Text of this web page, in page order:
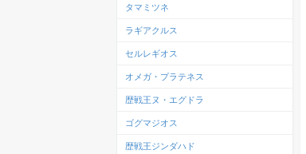
タマミツネ
ラギアクルス
セルレギオス
オメガ・プラテネス
歴戦王ヌ・エグドラ
ゴグマジオス
歴戦王ジンダハド